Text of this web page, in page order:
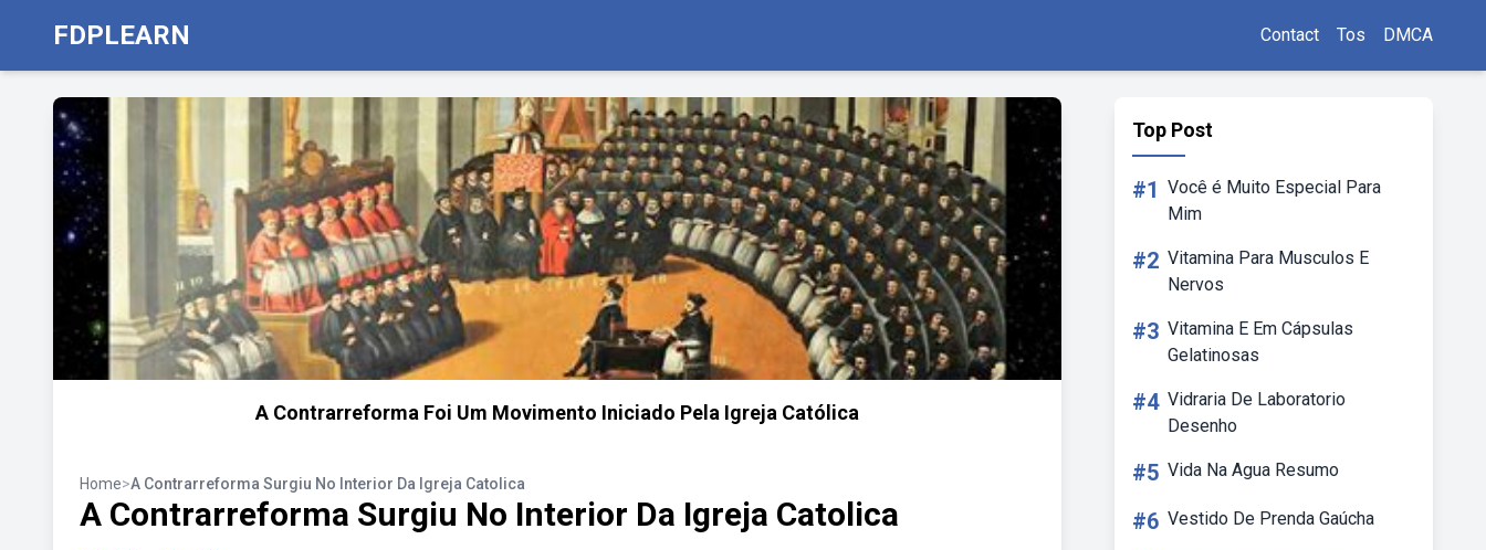
FDPLEARN Contact Tos DMCA
A Contrarreforma Foi Um Movimento Iniciado Pela Igreja Católica
Home>A Contrarreforma Surgiu No Interior Da Igreja Catolica
A Contrarreforma Surgiu No Interior Da Igreja Catolica
Top Post
#1 Você é Muito Especial Para
Mim
#2 Vitamina Para Musculos E
Nervos
#3 Vitamina E Em Cápsulas
Gelatinosas
#4 Vidraria De Laboratorio
Desenho
#5 Vida Na Agua Resumo
#6 Vestido De Prenda Gaúcha